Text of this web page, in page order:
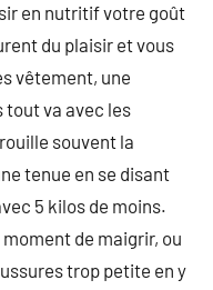
en nutritif votre goût
du plaisir et vous
vêtement, une
tout va avec les
souvent la
tenue en se disant
5 kilos de moins.
de maigrir, ou
trop petite en y